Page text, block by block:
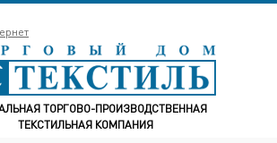
ТОРГОВО-ПРОИЗВОДСТВЕННАЯ
ТЕКСТИЛЬНАЯ КОМПАНИЯ